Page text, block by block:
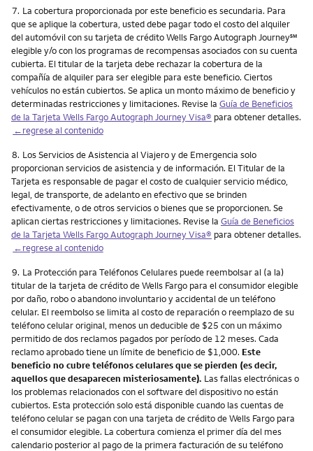
Nota
7. La cobertura proporcionada por este beneficio es secundaria. Para
que se aplique la cobertura, usted debe pagar todo el costo del alquiler
del automóvil con su tarjeta de crédito Wells Fargo Autograph Journey℠
elegible y/o con los programas de recompensas asociados con su cuenta
cubierta. El titular de la tarjeta debe rechazar la cobertura de la
compañía de alquiler para ser elegible para este beneficio. Ciertos
vehículos no están cubiertos. Se aplica un monto máximo de beneficio y
determinadas restricciones y limitaciones. Revise la Guía de Beneficios
de la Tarjeta Wells Fargo Autograph Journey Visa® para obtener detalles.
←regrese al contenido
Nota
8. Los Servicios de Asistencia al Viajero y de Emergencia solo
proporcionan servicios de asistencia y de información. El Titular de la
Tarjeta es responsable de pagar el costo de cualquier servicio médico,
legal, de transporte, de adelanto en efectivo que se brinden
efectivamente, o de otros servicios o bienes que se proporcionen. Se
aplican ciertas restricciones y limitaciones. Revise la Guía de Beneficios
de la Tarjeta Wells Fargo Autograph Journey Visa® para obtener detalles.
←regrese al contenido
Nota
9. La Protección para Teléfonos Celulares puede reembolsar al (a la)
titular de la tarjeta de crédito de Wells Fargo para el consumidor elegible
por daño, robo o abandono involuntario y accidental de un teléfono
celular. El reembolso se limita al costo de reparación o reemplazo de su
teléfono celular original, menos un deducible de $25 con un máximo
permitido de dos reclamos pagados por período de 12 meses. Cada
reclamo aprobado tiene un límite de beneficio de $1,000. Este
beneficio no cubre teléfonos celulares que se pierden (es decir,
aquellos que desaparecen misteriosamente). Las fallas electrónicas o
los problemas relacionados con el software del dispositivo no están
cubiertos. Esta protección solo está disponible cuando las cuentas de
teléfono celular se pagan con una tarjeta de crédito de Wells Fargo para
el consumidor elegible. La cobertura comienza el primer día del mes
calendario posterior al pago de la primera facturación de su teléfono